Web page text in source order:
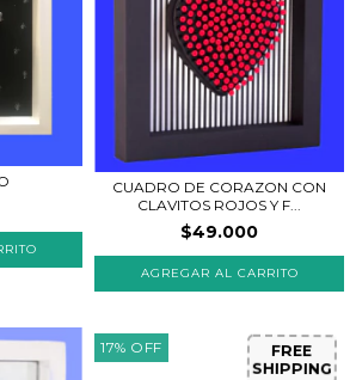
CUADRO DE CORAZON CON
CLAVITOS ROJOS Y F...
$49.000
AGREGAR AL CARRITO
17% OFF FREE
SHIPPING